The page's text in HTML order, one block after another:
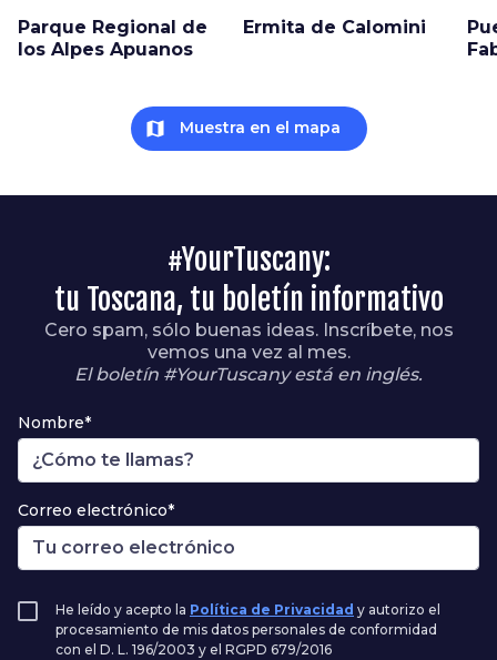
Parque Regional de
los Alpes Apuanos
Ermita de Calomini
map Muestra en el mapa
#YourTuscany:
tu Toscana, tu boletín informativo
Cero spam, sólo buenas ideas. Inscríbete, nos
vemos una vez al mes.
El boletín #YourTuscany está en inglés.
Nombre*
Correo electrónico*
He leído y acepto la Política de Privacidad y autorizo el
procesamiento de mis datos personales de conformidad
con el D. L. 196/2003 y el RGPD 679/2016